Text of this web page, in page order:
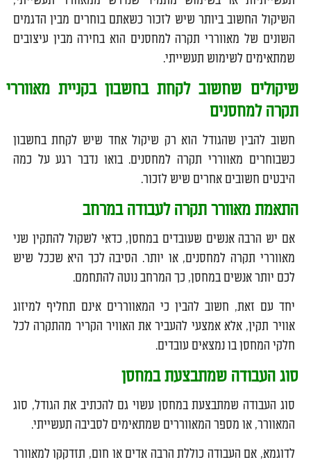
השיקול החשוב ביותר שיש לזכור כשאתם בוחרים מבין הדגמים
השונים של מאווררי תקרה למחסנים הוא בחירה מבין עיצובים
שמתאימים לשימוש תעשייתי.
שיקולים שחשוב לקחת בחשבון בקניית מאווררי
תקרה למחסנים
חשוב להבין שהגודל הוא רק שיקול אחד שיש לקחת בחשבון
כשבוחרים מאווררי תקרה למחסנים. בואו נדבר רגע על כמה
היבטים חשובים אחרים שיש לזכור.
התאמת מאוורר תקרה לעבודה במרחב
אם יש הרבה אנשים שעובדים במחסן, כדאי לשקול להתקין שני
מאווררי תקרה למחסנים, או יותר. הסיבה לכך היא שככל שיש
לכם יותר אנשים במחסן, כך המרחב נוטה להתחמם.
יחד עם זאת, חשוב להבין כי המאווררים אינם תחליף למיזוג
אוויר תקין, אלא אמצעי להעביר את האוויר הקריר מהתקרה לכל
חלקי המחסן בו נמצאים עובדים.
סוג העבודה שמתבצעת במחסן
סוג העבודה שמתבצעת במחסן עשוי גם להכתיב את הגודל, סוג
המאוורר, או מספר המאווררים שמתאימים לסביבה תעשייתי.
לדוגמא, אם העבודה כוללת הרבה אדים או חום, תזדקקו למאוורר